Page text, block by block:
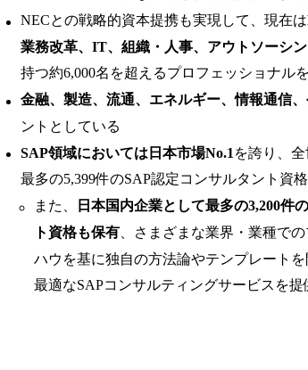
NECとの戦略的資本提携も実現して、現在は
業務改革、IT、組織・人事、アウトソーシ
持つ約6,000名を超えるプロフェッショナル
金融、製造、流通、エネルギー、情報通信
ントとしている
SAP領域においては日本市場No.1 を誇り、
最多の5,399件のSAP認定コンサルタント資
また、
日本国内企業として最多の3,200件
ト資格も保有 、さまざまな業界・業種で
ハウを基に独自の方法論やテンプレート
最適なSAPコンサルティングサービスを提